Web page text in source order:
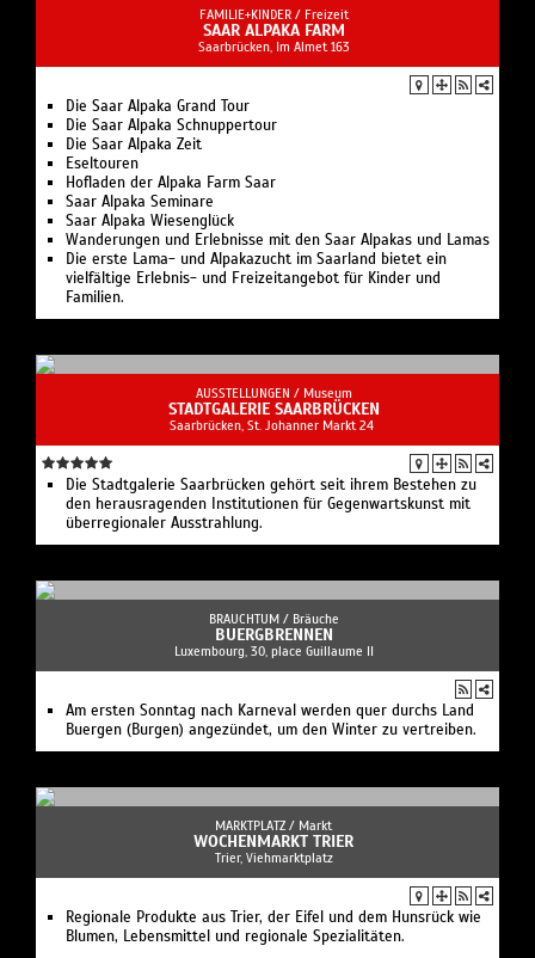
FAMILIE+KINDER / Freizeit
SAAR ALPAKA FARM
Saarbrücken, Im Almet 163
Die Saar Alpaka Grand Tour
Die Saar Alpaka Schnuppertour
Die Saar Alpaka Zeit
Eseltouren
Hofladen der Alpaka Farm Saar
Saar Alpaka Seminare
Saar Alpaka Wiesenglück
Wanderungen und Erlebnisse mit den Saar Alpakas und Lamas
Die erste Lama- und Alpakazucht im Saarland bietet ein
vielfältige Erlebnis- und Freizeitangebot für Kinder und
Familien.
AUSSTELLUNGEN / Museum
STADTGALERIE SAARBRÜCKEN
Saarbrücken, St. Johanner Markt 24
Die Stadtgalerie Saarbrücken gehört seit ihrem Bestehen zu
den herausragenden Institutionen für Gegenwartskunst mit
überregionaler Ausstrahlung.
BRAUCHTUM / Bräuche
BUERGBRENNEN
Luxembourg, 30, place Guillaume II
Am ersten Sonntag nach Karneval werden quer durchs Land
Buergen (Burgen) angezündet, um den Winter zu vertreiben.
MARKTPLATZ / Markt
WOCHENMARKT TRIER
Trier, Viehmarktplatz
Regionale Produkte aus Trier, der Eifel und dem Hunsrück wie
Blumen, Lebensmittel und regionale Spezialitäten.